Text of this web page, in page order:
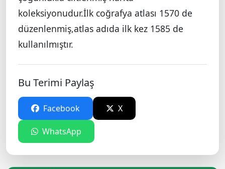
koleksiyonudur.İlk coğrafya atlası 1570 de
düzenlenmiş,atlas adıda ilk kez 1585 de
kullanılmıştır.
Bu Terimi Paylaş
Facebook X
WhatsApp